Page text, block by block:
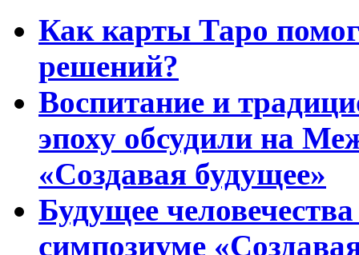
Как карты Таро
решений?
Воспитание и
эпоху обсудили на
«Создавая будущее»
Будущее
симпозиуме